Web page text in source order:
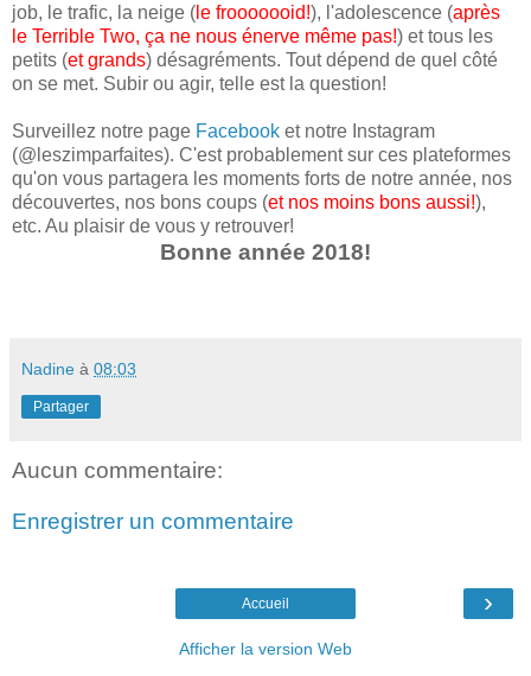
job, le trafic, la neige ( le frooooooid!), l'adolescence (après
le Terrible Two, ça ne nous énerve même pas!) et tous les
petits (et grands) désagréments. Tout dépend de quel côté
on se met. Subir ou agir, telle est la question!
Surveillez notre page Facebook et notre Instagram
(@leszimparfaites). C'est probablement sur ces plateformes
qu'on vous partagera les moments forts de notre année, nos
découvertes, nos bons coups (et nos moins bons aussi!),
etc. Au plaisir de vous y retrouver!
Bonne année 2018!
Nadine à 08:03
Partager
Aucun commentaire:
Enregistrer un commentaire
›
Accueil
Afficher la version Web